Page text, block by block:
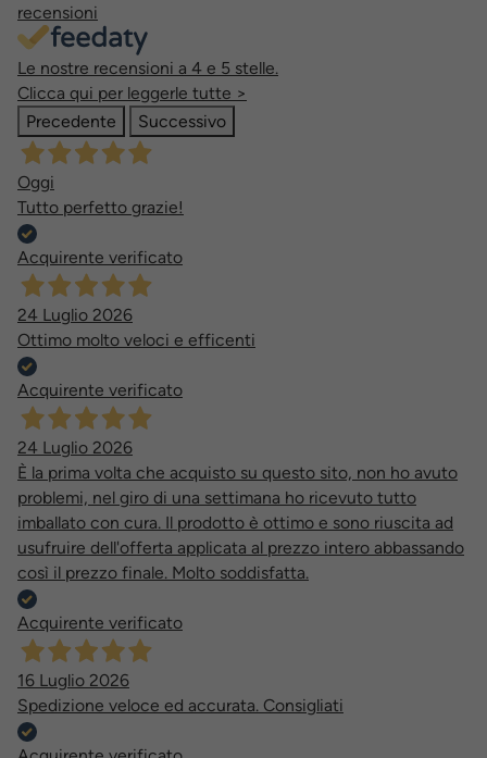
recensioni
Le nostre recensioni a 4 e 5 stelle.
Clicca qui per leggerle tutte >
Precedente
Successivo
Oggi
Tutto perfetto grazie!
Acquirente verificato
24 Luglio 2026
Ottimo molto veloci e efficenti
Acquirente verificato
24 Luglio 2026
È la prima volta che acquisto su questo sito, non ho avuto
problemi, nel giro di una settimana ho ricevuto tutto
imballato con cura. Il prodotto è ottimo e sono riuscita ad
usufruire dell'offerta applicata al prezzo intero abbassando
così il prezzo finale. Molto soddisfatta.
Acquirente verificato
16 Luglio 2026
Spedizione veloce ed accurata. Consigliati